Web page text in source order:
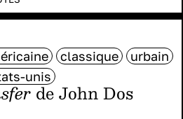
de John Dos
classique
urbain
unis